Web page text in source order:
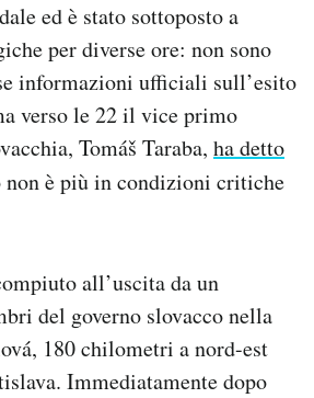
ed è stato sottoposto a
per diverse ore: non sono
informazioni ufficiali sull’esito
verso le 22 il vice primo
Tomáš Taraba, ha detto
è più in condizioni critiche
all’uscita da un
del governo slovacco nella
180 chilometri a nord-est
Immediatamente dopo